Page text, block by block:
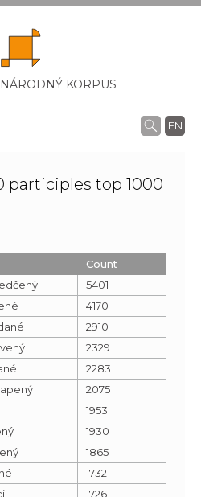
KORPUS
EN
participles top 1000
Count
5401
4170
2910
2329
2283
2075
1953
1930
1865
1732
1726